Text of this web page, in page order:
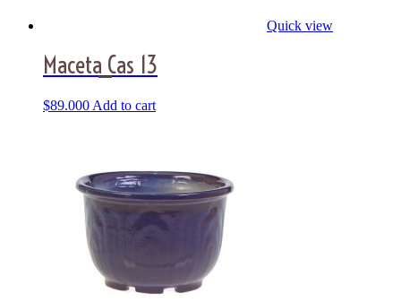
Quick view
Maceta_Cas 13
$89.000 Add to cart